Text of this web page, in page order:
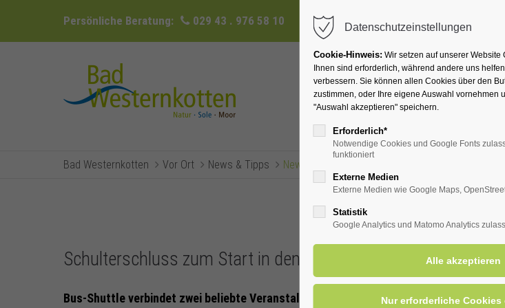
Persönliche Beratung: 029 43 . 976 58 10 info@badwesternkotten.de
Ihr Heilbad Übernachten
Bad Westernkotten Vor Ort News & Tipps Newsreader (News & Tipps)
Schulterschluss zum Start in den Frühling
Bus-Shuttle verbindet zwei beliebte Veranstaltungen
Datenschutzeinstellungen
Cookie-Hinweis: Wir setzen auf unserer Website
Ihnen sind erforderlich, während andere uns
verbessern. Sie können allen Cookies über den
zustimmen, oder Ihre eigene Auswahl vornehmen
"Auswahl akzeptieren" speichern.
Erforderlich*
Notwendige Cookies und Google Fonts
funktioniert
Externe Medien
Externe Medien wie Google Maps,
Statistik
Google Analytics und Matomo Analytics